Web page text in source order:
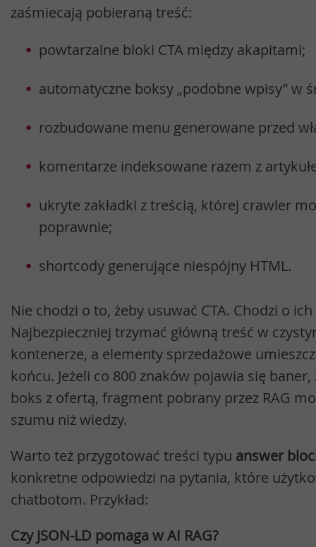
zaśmiecają pobieraną treść:
powtarzalne bloki CTA między akapitami;
automatyczne boksy „podobne wpisy” w
rozbudowane menu generowane przed
komentarze indeksowane razem z
ukryte zakładki z treścią, której crawler
poprawnie;
shortcody generujące niespójny HTML.
Nie chodzi o to, żeby usuwać CTA. Chodzi o
Najbezpieczniej trzymać główną treść w
kontenerze, a elementy sprzedażowe
końcu. Jeżeli co 800 znaków pojawia się
boks z ofertą, fragment pobrany przez RAG
szumu niż wiedzy.
Warto też przygotować treści typu answer
konkretne odpowiedzi na pytania, które
chatbotom. Przykład:
Czy JSON-LD pomaga w AI RAG?